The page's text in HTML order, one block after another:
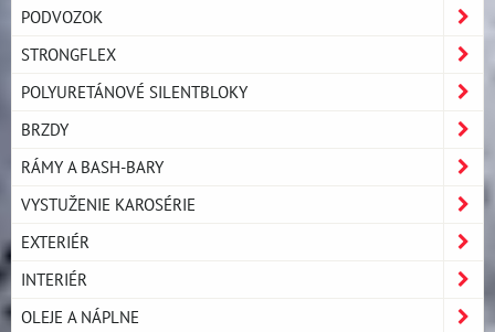
PODVOZOK
STRONGFLEX
POLYURETÁNOVÉ SILENTBLOKY
BRZDY
RÁMY A BASH-BARY
VYSTUŽENIE KAROSÉRIE
EXTERIÉR
INTERIÉR
OLEJE A NÁPLNE